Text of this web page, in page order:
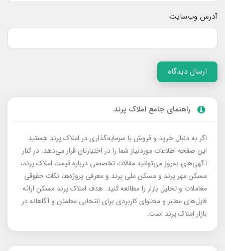
آدرس وب‌سایت
ارسال دیدگاه
راهنمای جامع املاک پرند
اگر به دنبال خرید و فروش یا سرمایه‌گذاری در املاک پرند هستید
این صفحه اطلاعات موردنیاز شما را در اختیارتان قرار می‌دهد. در کنار
آگهی‌های به‌روز می‌توانید مقالات تخصصی درباره قیمت املاک پرند،
مسکن مهر پرند و مسکن ملی پرند و معرفی پروژه‌ها، نکات حقوقی
معاملات و تحلیل بازار را مطالعه کنید. هدف املاک پرند مسکن ارائه
فایل‌های معتبر و محتوای کاربردی برای انتخابی مطمئن و آگاهانه در
بازار املاک پرند است.